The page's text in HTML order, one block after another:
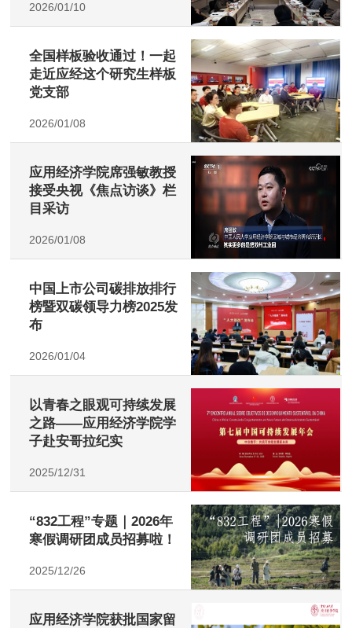
2026/01/10
全国样板验收通过！一起
走近应经这个研究生样板
党支部
2026/01/08
应用经济学院席强敏教授
接受央视《焦点访谈》栏
目采访
2026/01/08
中国上市公司碳排放排行
榜暨双碳领导力榜2025发
布
2026/01/04
以青春之眼观可持续发展
之路——应用经济学院学
子赴安哥拉纪实
2025/12/31
“832工程”专题｜2026年
寒假调研团成员招募啦！
2025/12/26
应用经济学院获批国家留